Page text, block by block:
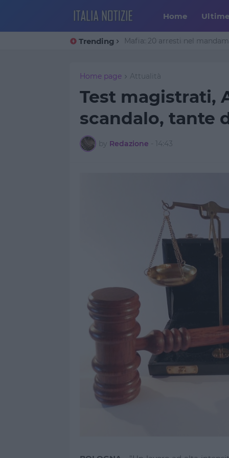
Home
Trending Trump annuncia un accordo
Home page Attualità
Test magistrati,
scandalo, tante
by Redazione - 14:43